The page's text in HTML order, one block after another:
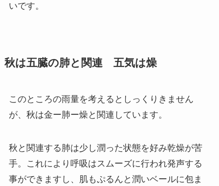
いです。
秋は五臓の肺と関連 五気は燥
このところの雨量を考えるとしっくりきません
が、秋は金ー肺ー燥と関連しています。
秋と関連する肺は少し潤った状態を好み乾燥が苦
手。これにより呼吸はスムーズに行われ発声する
事ができますし、肌もぷるんと潤いベールに包ま